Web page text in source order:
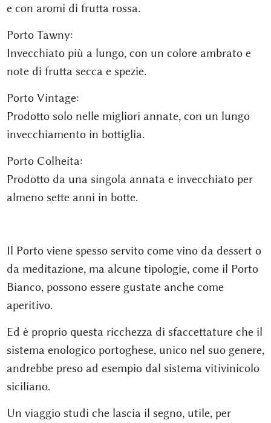
e con aromi di frutta rossa.
Porto Tawny:
Invecchiato più a lungo, con un colore ambrato e
note di frutta secca e spezie.
Porto Vintage:
Prodotto solo nelle migliori annate, con un lungo
invecchiamento in bottiglia.
Porto Colheita:
Prodotto da una singola annata e invecchiato per
almeno sette anni in botte.
Il Porto viene spesso servito come vino da dessert o
da meditazione, ma alcune tipologie, come il Porto
Bianco, possono essere gustate anche come
aperitivo.
Ed è proprio questa ricchezza di sfaccettature che il
sistema enologico portoghese, unico nel suo genere,
andrebbe preso ad esempio dal sistema vitivinicolo
siciliano.
Un viaggio studi che lascia il segno, utile, per